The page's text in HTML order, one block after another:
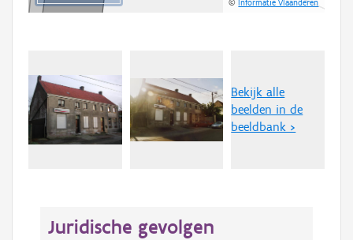
©Informatie Vlaanderen
Bekijk alle
beelden in de
beeldbank >
Juridische gevolgen